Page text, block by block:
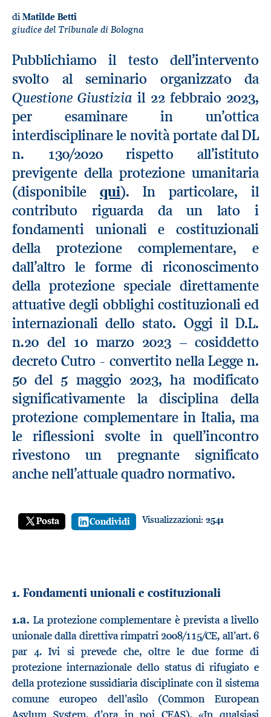
diMatilde Betti
giudice del Tribunale di Bologna
Pubblichiamo il testo dell’intervento
svolto al seminario organizzato da
Questione Giustizia il 22 febbraio 2023,
per esaminare in un’ottica
interdisciplinare le novità portate dal DL
n. 130/2020 rispetto all’istituto
previgente della protezione umanitaria
(disponibile qui). In particolare, il
contributo riguarda da un lato i
fondamenti unionali e costituzionali
della protezione complementare, e
dall’altro le forme di riconoscimento
della protezione speciale direttamente
attuative degli obblighi costituzionali ed
internazionali dello stato. Oggi il D.L.
n.20 del 10 marzo 2023 – cosiddetto
decreto Cutro - convertito nella Legge n.
50 del 5 maggio 2023, ha modificato
significativamente la disciplina della
protezione complementare in Italia, ma
le riflessioni svolte in quell’incontro
rivestono un pregnante significato
anche nell’attuale quadro normativo.
Posta Condividi Visualizzazioni: 2541
1. Fondamenti unionali e costituzionali
1.a.La protezione complementare è prevista a livello
unionale dalla direttiva rimpatri 2008/115/CE, all’art. 6
par 4. Ivi si prevede che, oltre le due forme di
protezione internazionale dello status di rifugiato e
della protezione sussidiaria disciplinate con il sistema
comune europeo dell’asilo (Common European